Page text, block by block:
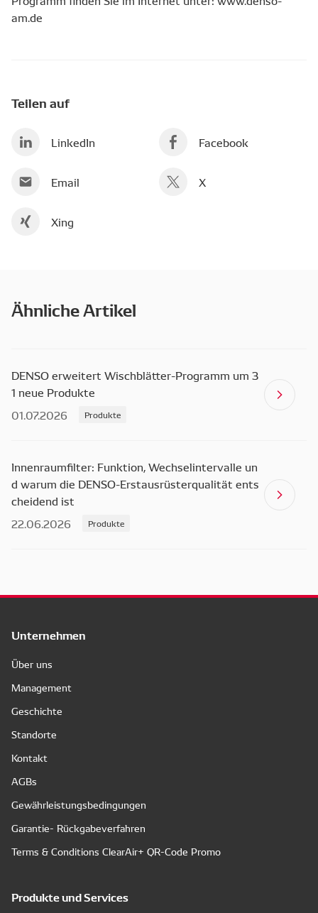
am.de
Teilen auf
LinkedIn Facebook
Email X
Xing
Ähnliche Artikel
DENSO erweitert Wischblätter-Programm um 3
1 neue Produkte
01.07.2026
Produkte
Innenraumfilter: Funktion, Wechselintervalle un
d warum die DENSO-Erstausrüsterqualität ents
cheidend ist
22.06.2026
Produkte
Unternehmen
Über uns
Management
Geschichte
Standorte
Kontakt
AGBs
Gewährleistungsbedingungen
Garantie- Rückgabeverfahren
Terms & Conditions ClearAir+ QR-Code Promo
Produkte und Services